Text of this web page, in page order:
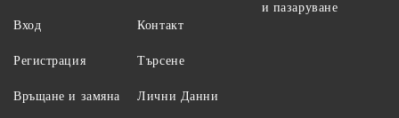
Вход
Регистрация
Връщане и замяна
Контакт
Търсене
Лични Данни
и пазаруване